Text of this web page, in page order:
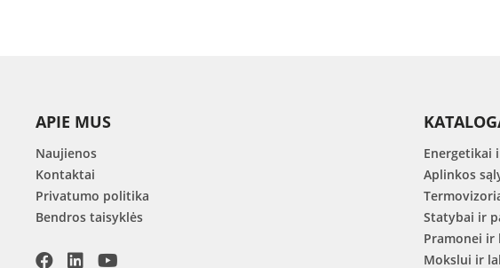
APIE MUS
Naujienos
Kontaktai
Privatumo politika
Bendros taisyklės
Energetikai
Aplinkos
Statybai ir
Pramonei ir
Mokslui ir